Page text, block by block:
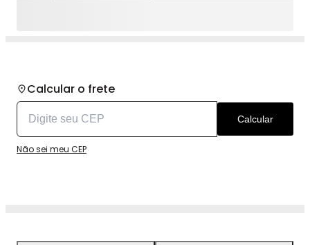
Calcular o frete
Calcular
Não sei meu CEP